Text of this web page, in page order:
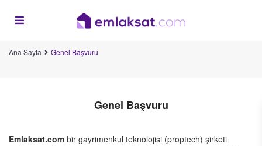
Ana Sayfa Genel Başvuru
Genel Başvuru
Emlaksat.com bir gayrimenkul teknolojisi (proptech) şirketi